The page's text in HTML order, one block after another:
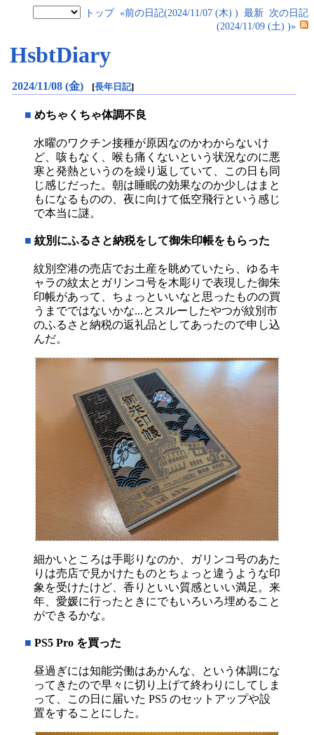
トップ «前の日記(2024/11/07 (木) ) 最新 次の日記
(2024/11/09 (土) )»
HsbtDiary
2024/11/08 (金) [長年日記]
■ めちゃくちゃ体調不良
水曜のワクチン接種が原因なのかわからないけ
ど、咳もなく、喉も痛くないという状況なのに悪
寒と発熱というのを繰り返していて、この日も同
じ感じだった。朝は睡眠の効果なのか少しはまと
もになるものの、夜に向けて低空飛行という感じ
で本当に謎。
■ 紋別にふるさと納税をして御朱印帳をもらった
紋別空港の売店でお土産を眺めていたら、ゆるキ
ャラの紋太とガリンコ号を木彫りで表現した御朱
印帳があって、ちょっといいなと思ったものの買
うまでではないかな...とスルーしたやつが紋別市
のふるさと納税の返礼品としてあったので申し込
んだ。
細かいところは手彫りなのか、ガリンコ号のあた
りは売店で見かけたものとちょっと違うような印
象を受けたけど、香りといい質感といい満足。来
年、愛媛に行ったときにでもいろいろ埋めること
ができるかな。
■ PS5 Pro を買った
昼過ぎには知能労働はあかんな、という体調にな
ってきたので早々に切り上げて終わりにしてしま
って、この日に届いた PS5 のセットアップや設
置をすることにした。